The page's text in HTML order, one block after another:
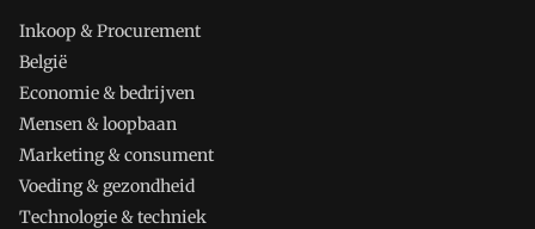
Inkoop & Procurement
België
Economie & bedrijven
Mensen & loopbaan
Marketing & consument
Voeding & gezondheid
Technologie & techniek